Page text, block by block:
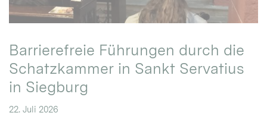
Barrierefreie Führungen durch die
Schatzkammer in Sankt Servatius
in Siegburg
22. Juli 2026